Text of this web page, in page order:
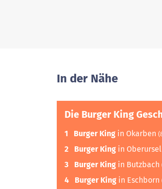
In der Nähe
Die Burger King
1 Burger King in Okarben
2 Burger King in
3 Burger King in Butzbach
4 Burger King in Eschborn